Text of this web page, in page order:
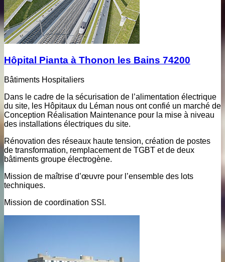
Hôpital Pianta à Thonon les Bains 74200
Bâtiments Hospitaliers
Dans le cadre de la sécurisation de l’alimentation électrique
du site, les Hôpitaux du Léman nous ont confié un marché de
Conception Réalisation Maintenance pour la mise à niveau
des installations électriques du site.
Rénovation des réseaux haute tension, création de postes
de transformation, remplacement de TGBT et de deux
bâtiments groupe électrogène.
Mission de maîtrise d’œuvre pour l’ensemble des lots
techniques.
Mission de coordination SSI.